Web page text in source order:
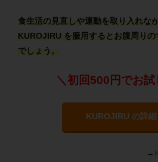
食生活の見直しや運動を取り入れな
KUROJIRU を服用するとお腹周り
でしょう。
＼初回500円でお試
KUROJIRU の詳
→